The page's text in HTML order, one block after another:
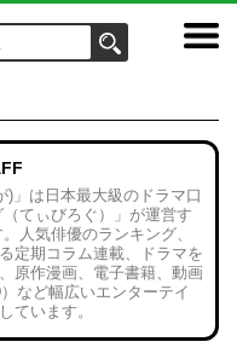
)」は日本最大級のドラマ口
てぃびろぐ）」が運営す
人気俳優のランキング、
定期コラム連載、ドラマを
原作漫画、電子書籍、動画
など幅広いエンターテイ
ています。